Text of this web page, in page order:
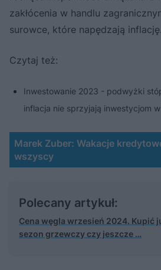
zakłócenia w handlu
surowce, które napędzają inflację.
Czytaj też:
Inwestowanie 2023 - podwyżki
inflacja nie sprzyjają inwestycjom
Marek Zuber: Wakacje
wszyscy
Polecany artykuł:
Cena węgla wrzesień 2024. Kupić
sezon grzewczy czy jeszcze …